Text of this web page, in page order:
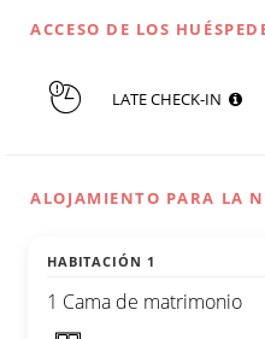
ACCESO DE LOS
LATE CHECK-IN
ALOJAMIENTO PARA LA
HABITACIÓN 1
1 Cama de matrimonio